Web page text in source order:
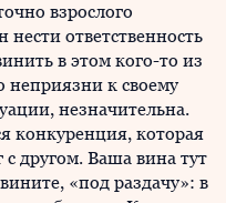
взрослого
ответственность
в этом кого-то из
неприязни к своему
незначительна.
конкуренция, которая
с другом. Ваша вина тут
«под раздачу»: в